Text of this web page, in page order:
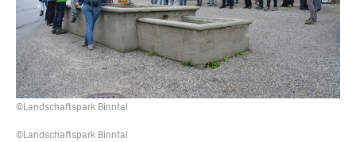
©Landschaftspark Binntal
©Landschaftspark Binntal